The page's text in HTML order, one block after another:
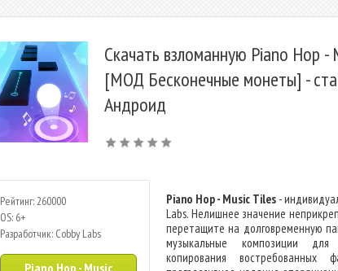
Скачать взломанную Piano Hop
[МОД Бесконечные монеты] -
Андроид
Рейтинг: 260000
OS: 6+
Разработчик: Cobby Labs
Piano Hop - Music
Piano Hop - Music Tiles -
Labs. Нелишнее значение
перетащите на долговременную
музыкальные композиции для
копирования востребованных